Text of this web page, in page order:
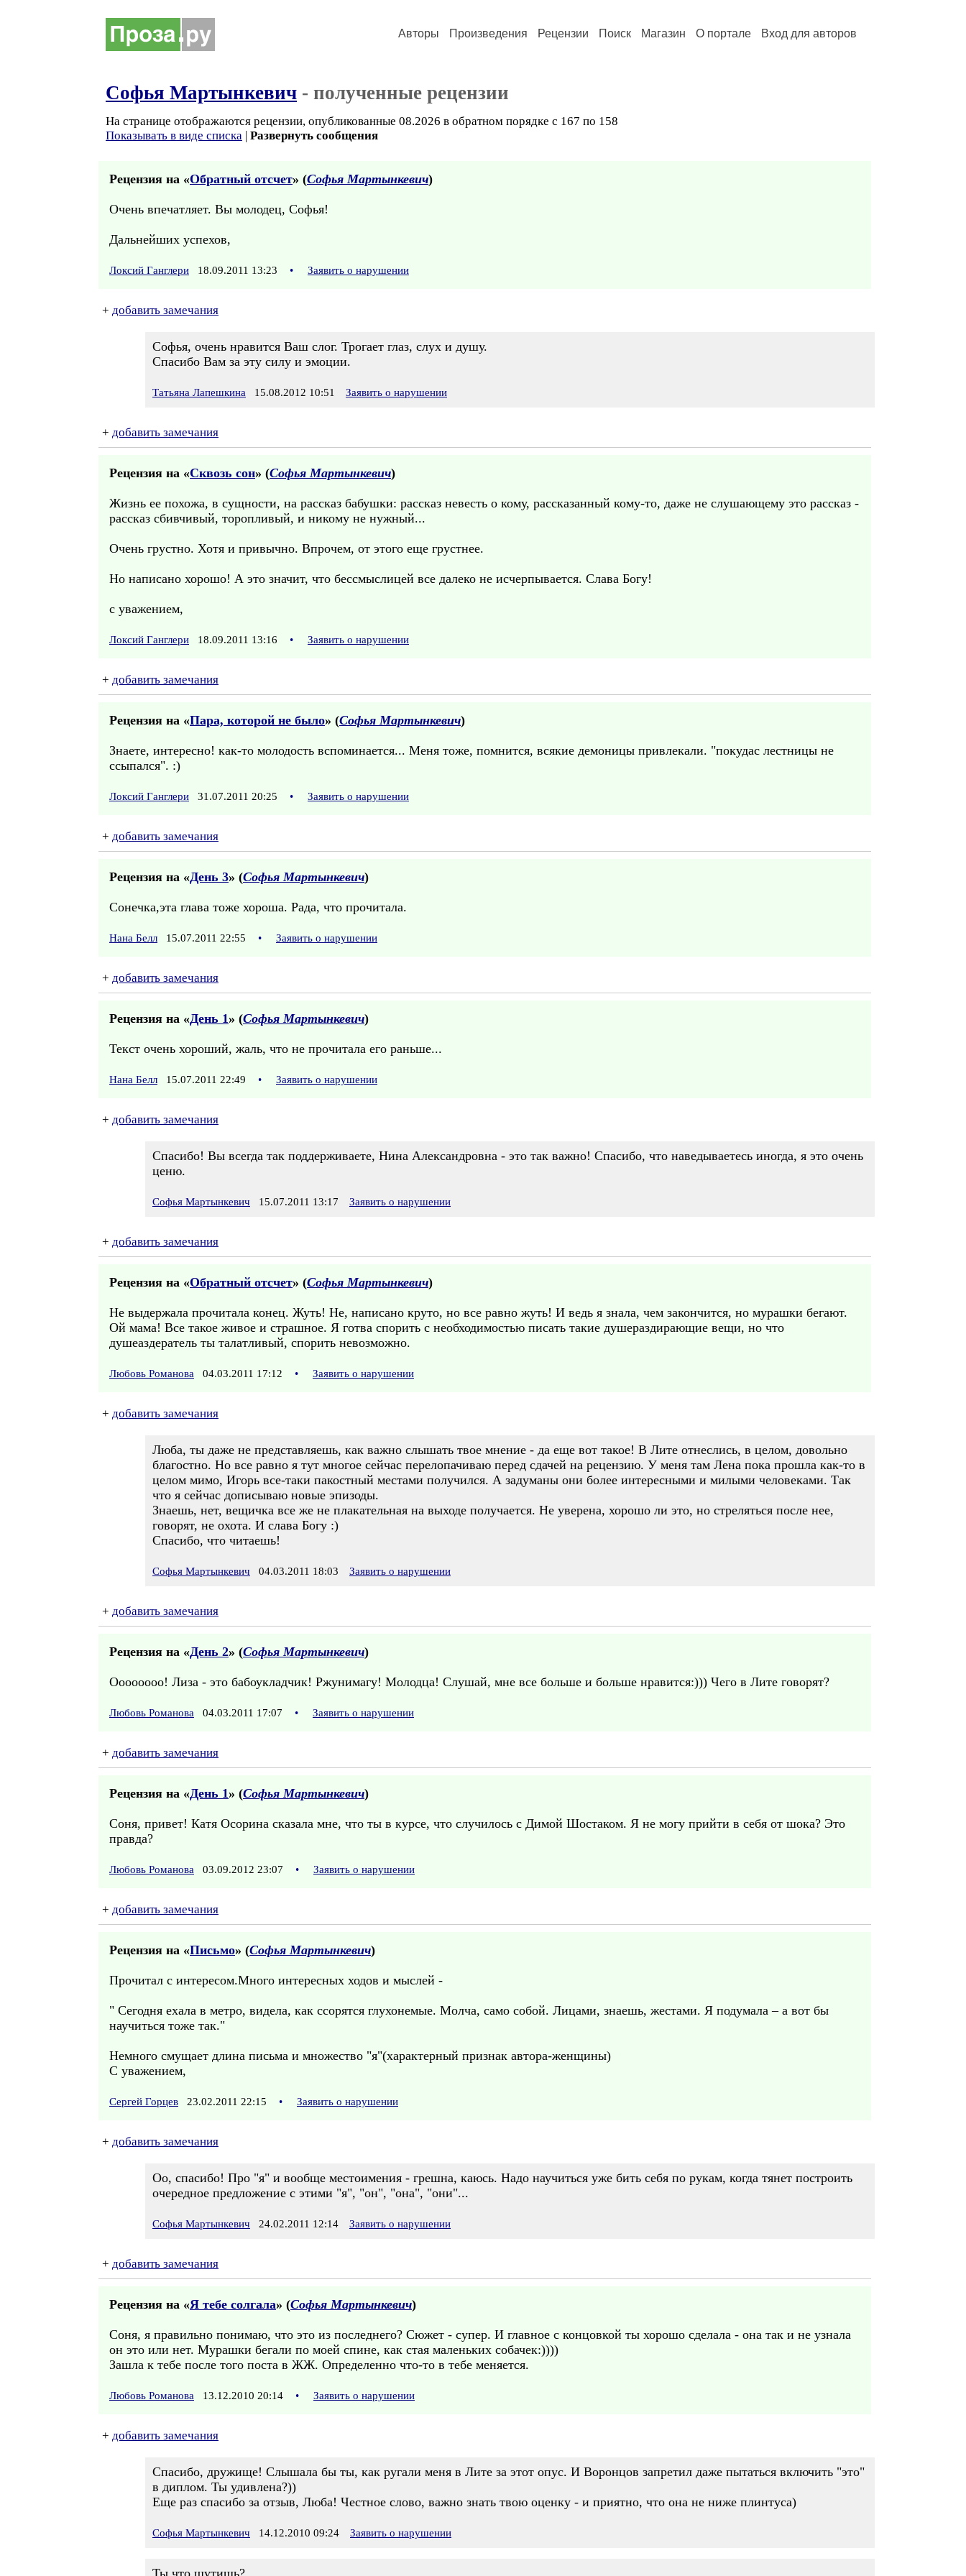
Авторы Произведения Рецензии Поиск Магазин О портале Вход для авторов
Софья Мартынкевич - полученные рецензии
На странице отображаются рецензии, опубликованные 08.2026 в обратном порядке с 167 по 158
Показывать в виде списка | Развернуть сообщения
Рецензия на «Обратный отсчет» (Софья Мартынкевич)
Очень впечатляет. Вы молодец, Софья!
Дальнейших успехов,
Локсий Ганглери 18.09.2011 13:23 • Заявить о нарушении
+ добавить замечания
Софья, очень нравится Ваш слог. Трогает глаз, слух и душу.
Спасибо Вам за эту силу и эмоции.
Татьяна Лапешкина 15.08.2012 10:51 Заявить о нарушении
+ добавить замечания
Рецензия на «Сквозь сон» (Софья Мартынкевич)
Жизнь ее похожа, в сущности, на рассказ бабушки: рассказ невесть о кому, рассказанный кому-то, даже не слушающему это рассказ -
рассказ сбивчивый, торопливый, и никому не нужный...
Очень грустно. Хотя и привычно. Впрочем, от этого еще грустнее.
Но написано хорошо! А это значит, что бессмыслицей все далеко не исчерпывается. Слава Богу!
с уважением,
Локсий Ганглери 18.09.2011 13:16 • Заявить о нарушении
+ добавить замечания
Рецензия на «Пара, которой не было» (Софья Мартынкевич)
Знаете, интересно! как-то молодость вспоминается... Меня тоже, помнится, всякие демоницы привлекали. "покудас лестницы не
ссыпался". :)
Локсий Ганглери 31.07.2011 20:25 • Заявить о нарушении
+ добавить замечания
Рецензия на «День 3» (Софья Мартынкевич)
Сонечка,эта глава тоже хороша. Рада, что прочитала.
Нана Белл 15.07.2011 22:55 • Заявить о нарушении
+ добавить замечания
Рецензия на «День 1» (Софья Мартынкевич)
Текст очень хороший, жаль, что не прочитала его раньше...
Нана Белл 15.07.2011 22:49 • Заявить о нарушении
+ добавить замечания
Спасибо! Вы всегда так поддерживаете, Нина Александровна - это так важно! Спасибо, что наведываетесь иногда, я это очень
ценю.
Софья Мартынкевич 15.07.2011 13:17 Заявить о нарушении
+ добавить замечания
Рецензия на «Обратный отсчет» (Софья Мартынкевич)
Не выдержала прочитала конец. Жуть! Не, написано круто, но все равно жуть! И ведь я знала, чем закончится, но мурашки бегают.
Ой мама! Все такое живое и страшное. Я готва спорить с необходимостью писать такие душераздирающие вещи, но что
душеаздератель ты талатливый, спорить невозможно.
Любовь Романова 04.03.2011 17:12 • Заявить о нарушении
+ добавить замечания
Люба, ты даже не представляешь, как важно слышать твое мнение - да еще вот такое! В Лите отнеслись, в целом, довольно
благостно. Но все равно я тут многое сейчас перелопачиваю перед сдачей на рецензию. У меня там Лена пока прошла как-то в
целом мимо, Игорь все-таки пакостный местами получился. А задуманы они более интересными и милыми человеками. Так
что я сейчас дописываю новые эпизоды.
Знаешь, нет, вещичка все же не плакательная на выходе получается. Не уверена, хорошо ли это, но стреляться после нее,
говорят, не охота. И слава Богу :)
Спасибо, что читаешь!
Софья Мартынкевич 04.03.2011 18:03 Заявить о нарушении
+ добавить замечания
Рецензия на «День 2» (Софья Мартынкевич)
Оооооооо! Лиза - это бабоукладчик! Ржунимагу! Молодца! Слушай, мне все больше и больше нравится:))) Чего в Лите говорят?
Любовь Романова 04.03.2011 17:07 • Заявить о нарушении
+ добавить замечания
Рецензия на «День 1» (Софья Мартынкевич)
Соня, привет! Катя Осорина сказала мне, что ты в курсе, что случилось с Димой Шостаком. Я не могу прийти в себя от шока? Это
правда?
Любовь Романова 03.09.2012 23:07 • Заявить о нарушении
+ добавить замечания
Рецензия на «Письмо» (Софья Мартынкевич)
Прочитал с интересом.Много интересных ходов и мыслей -
" Сегодня ехала в метро, видела, как ссорятся глухонемые. Молча, само собой. Лицами, знаешь, жестами. Я подумала – а вот бы
научиться тоже так."
Немного смущает длина письма и множество "я"(характерный признак автора-женщины)
С уважением,
Сергей Горцев 23.02.2011 22:15 • Заявить о нарушении
+ добавить замечания
Оо, спасибо! Про "я" и вообще местоимения - грешна, каюсь. Надо научиться уже бить себя по рукам, когда тянет построить
очередное предложение с этими "я", "он", "она", "они"...
Софья Мартынкевич 24.02.2011 12:14 Заявить о нарушении
+ добавить замечания
Рецензия на «Я тебе солгала» (Софья Мартынкевич)
Соня, я правильно понимаю, что это из последнего? Сюжет - супер. И главное с концовкой ты хорошо сделала - она так и не узнала
он это или нет. Мурашки бегали по моей спине, как стая маленьких собачек:))))
Зашла к тебе после того поста в ЖЖ. Определенно что-то в тебе меняется.
Любовь Романова 13.12.2010 20:14 • Заявить о нарушении
+ добавить замечания
Спасибо, дружище! Слышала бы ты, как ругали меня в Лите за этот опус. И Воронцов запретил даже пытаться включить "это"
в диплом. Ты удивлена?))
Еще раз спасибо за отзыв, Люба! Честное слово, важно знать твою оценку - и приятно, что она не ниже плинтуса)
Софья Мартынкевич 14.12.2010 09:24 Заявить о нарушении
Ты что шутишь?